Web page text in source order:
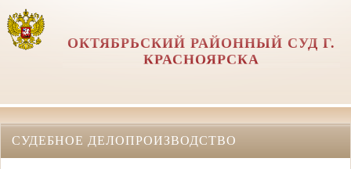
ОКТЯБРЬСКИЙ РАЙОННЫЙ СУД Г.
КРАСНОЯРСКА
СУДЕБНОЕ ДЕЛОПРОИЗВОДСТВО